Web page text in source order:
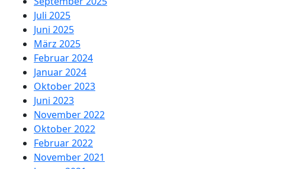
Juli 2025
Juni 2025
März 2025
Februar 2024
Januar 2024
Oktober 2023
Juni 2023
November 2022
Oktober 2022
Februar 2022
November 2021